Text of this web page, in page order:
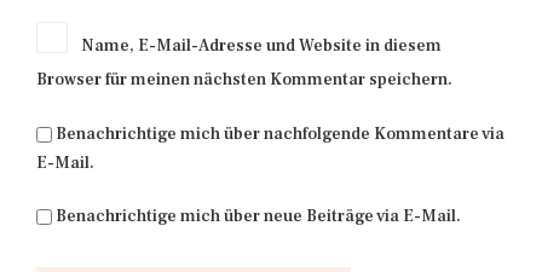
Name, E-Mail-Adresse und Website in diesem
Browser für meinen nächsten Kommentar speichern.
Benachrichtige mich über nachfolgende Kommentare via
E-Mail.
Benachrichtige mich über neue Beiträge via E-Mail.